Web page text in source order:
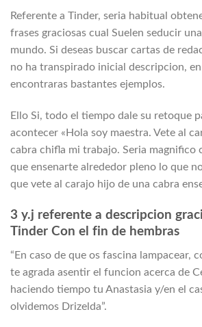
Referente a Tinder, seri­a habitual
frases graciosas cual Suelen seducir
mundo. Si deseas buscar cartas de
no ha transpirado inicial descripcion,
encontraras bastantes ejemplos.
Ello Si, todo el tiempo dale su retoque
acontecer «Hola soy maestra. Vete al
cabra chifla mi trabajo. Seria magnifico
que ensenarte alrededor pleno lo que
que vete al carajo hijo de una cabra
3 y.j referente a descripcion
Tinder Con el fin de hembras
“En caso de que os fascina lampacear,
te agrada asentir el funcion acerca de
haciendo tiempo tu Anastasia y/en el
olvidemos Drizelda”.